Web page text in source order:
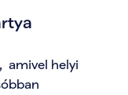
amivel helyi